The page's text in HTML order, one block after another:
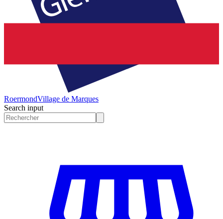
RoermondVillage de Marques
Search input